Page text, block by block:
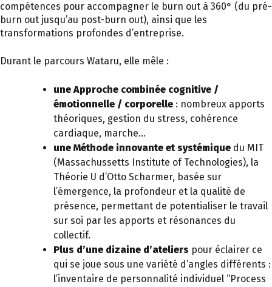
compétences pour accompagner le burn out à 360° (du pré-
burn out jusqu’au post-burn out), ainsi que les
transformations profondes d’entreprise.
Durant le parcours Wataru, elle mêle :
une Approche combinée cognitive /
émotionnelle / corporelle : nombreux apports
théoriques, gestion du stress, cohérence
cardiaque, marche…
une Méthode innovante et systémique du MIT
(Massachussetts Institute of Technologies), la
Théorie U d’Otto Scharmer, basée sur
l’émergence, la profondeur et la qualité de
présence, permettant de potentialiser le travail
sur soi par les apports et résonances du
collectif.
Plus d’une dizaine d’ateliers pour éclairer ce
qui se joue sous une variété d’angles différents :
l’inventaire de personnalité individuel “Process